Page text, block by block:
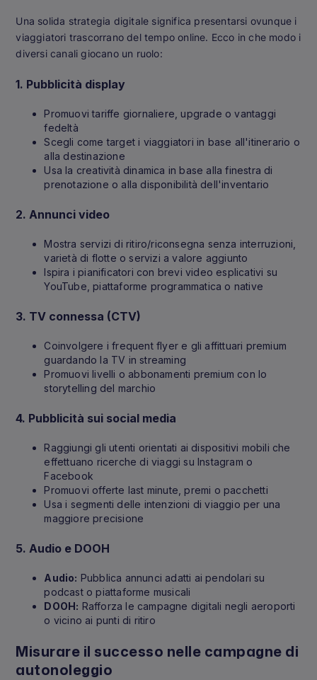
Una solida strategia digitale significa presentarsi ovunque i
viaggiatori trascorrano del tempo online. Ecco in che modo i
diversi canali giocano un ruolo:
1. Pubblicità display
Promuovi tariffe giornaliere, upgrade o vantaggi
fedeltà
Scegli come target i viaggiatori in base all'itinerario o
alla destinazione
Usa la creatività dinamica in base alla finestra di
prenotazione o alla disponibilità dell'inventario
2. Annunci video
Mostra servizi di ritiro/riconsegna senza interruzioni,
varietà di flotte o servizi a valore aggiunto
Ispira i pianificatori con brevi video esplicativi su
YouTube, piattaforme programmatica o native
3. TV connessa (CTV)
Coinvolgere i frequent flyer e gli affittuari premium
guardando la TV in streaming
Promuovi livelli o abbonamenti premium con lo
storytelling del marchio
4. Pubblicità sui social media
Raggiungi gli utenti orientati ai dispositivi mobili che
effettuano ricerche di viaggi su Instagram o
Facebook
Promuovi offerte last minute, premi o pacchetti
Usa i segmenti delle intenzioni di viaggio per una
maggiore precisione
5. Audio e DOOH
Audio: Pubblica annunci adatti ai pendolari su
podcast o piattaforme musicali
DOOH: Rafforza le campagne digitali negli aeroporti
o vicino ai punti di ritiro
Misurare il successo nelle campagne di
autonoleggio